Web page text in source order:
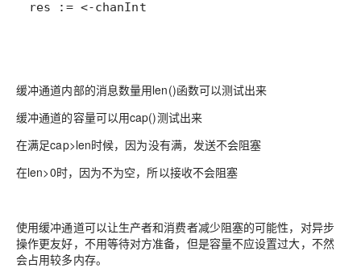
res := <-chanInt
缓冲通道内部的消息数量用len()函数可以测试出来
缓冲通道的容量可以用cap()测试出来
在满足cap>len时候，因为没有满，发送不会阻塞
在len>0时，因为不为空，所以接收不会阻塞
使用缓冲通道可以让生产者和消费者减少阻塞的可能性，对异步
操作更友好，不用等待对方准备，但是容量不应设置过大，不然
会占用较多内存。